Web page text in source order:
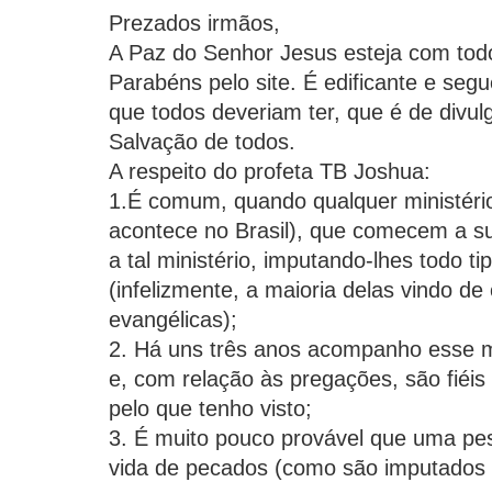
Prezados irmãos,
A Paz do Senhor Jesus esteja com
Parabéns pelo site. É edificante e
que todos deveriam ter, que é de
Salvação de todos.
A respeito do profeta TB Joshua:
1.É comum, quando qualquer
acontece no Brasil), que comecem a
a tal ministério, imputando-lhes todo
(infelizmente, a maioria delas vindo de
evangélicas);
2. Há uns três anos acompanho esse
e, com relação às pregações, são
pelo que tenho visto;
3. É muito pouco provável que uma
vida de pecados (como são